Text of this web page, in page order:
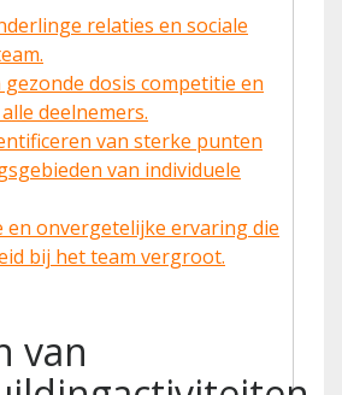
relaties en sociale
dosis competitie en
deelnemers.
van sterke punten
van individuele
en onvergetelijke ervaring die
bij het team vergroot.
van